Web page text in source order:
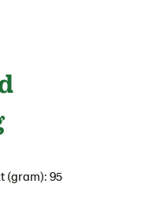
(gram): 95